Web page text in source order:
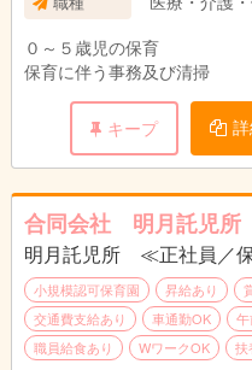
０～５歳児の保育
保育に伴う事務及び清掃
キープ
合同会社 明月託児所
明月託児所 ≪正社員／
小規模認可保育園 昇給あり
交通費支給あり
車通勤OK
職員給食あり
WワークOK 扶